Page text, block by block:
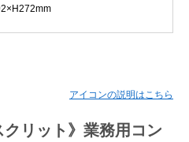
アイコンの説明はこちら
リット》業務用コン